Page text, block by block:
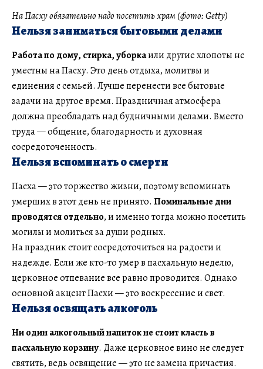
На Пасху обязательно надо посетить храм (фото: Getty)
Нельзя заниматься бытовыми делами
Работа по дому, стирка, уборкаили другие хлопоты не
уместны на Пасху. Это день отдыха, молитвы и
единения с семьей. Лучше перенести все бытовые
задачи на другое время. Праздничная атмосфера
должна преобладать над будничными делами. Вместо
труда — общение, благодарность и духовная
сосредоточенность.
Нельзя вспоминать о смерти
Пасха — это торжество жизни, поэтому вспоминать
умерших в этот день не принято. Поминальные дни
проводятся отдельно, и именно тогда можно посетить
могилы и молиться за души родных.
На праздник стоит сосредоточиться на радости и
надежде. Если же кто-то умер в пасхальную неделю,
церковное отпевание все равно проводится. Однако
основной акцент Пасхи — это воскресение и свет.
Нельзя освящать алкоголь
Ни один алкогольный напиток не стоит класть в
пасхальную корзину. Даже церковное вино не следует
святить, ведь освящение — это не замена причастия.